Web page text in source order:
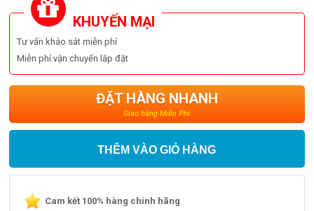
KHUYẾN MẠI
Tư vấn khảo sát miễn phí
Miễn phí vận chuyển lắp đặt
ĐẶT HÀNG NHANH
Giao hàng Miễn Phí
THÊM VÀO GIỎ HÀNG
Cam kết 100% hàng chính hãng